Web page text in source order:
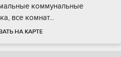
коммунальные
вce комнaт...
НА КАРТЕ